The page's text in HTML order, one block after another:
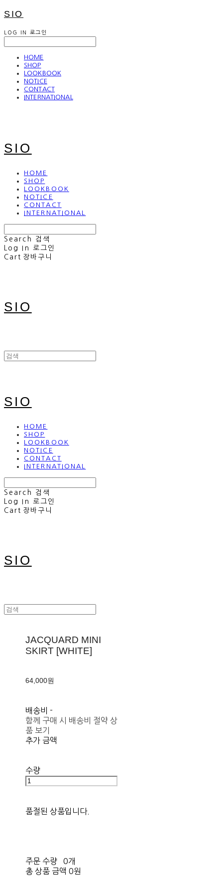
SIO
LOG IN 로그인
HOME
SHOP
LOOKBOOK
NOTICE
CONTACT
INTERNATIONAL
SIO
HOME
SHOP
LOOKBOOK
NOTICE
CONTACT
INTERNATIONAL
Search
검색
Log In
로그인
Cart 장바구니
SIO
SIO
HOME
SHOP
LOOKBOOK
NOTICE
CONTACT
INTERNATIONAL
Search
검색
Log In
로그인
Cart 장바구니
SIO
JACQUARD MINI
SKIRT [WHITE]
64,000원
배송비-
함께 구매 시 배송비 절약 상
품 보기
추가 금액
수량
품절된 상품입니다.
주문 수량
0개
총 상품 금액 0원